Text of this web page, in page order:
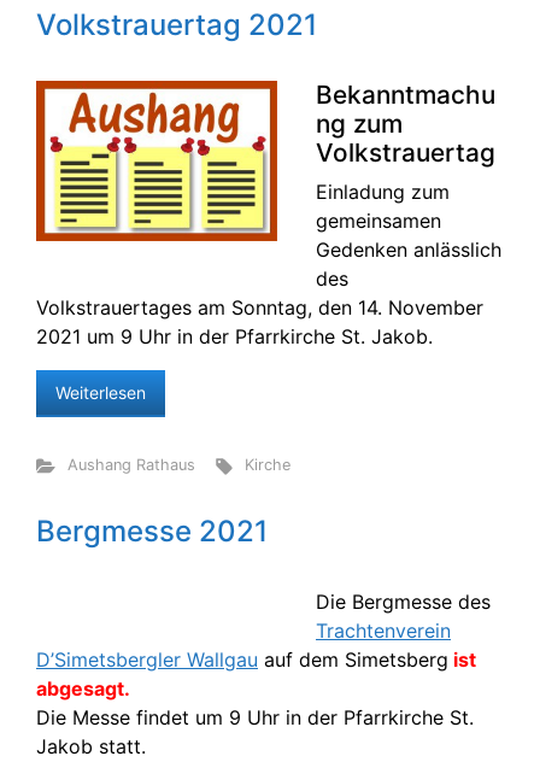
Volkstrauertag 2021
Bekanntmachu
ng zum
Volkstrauertag
Einladung zum
gemeinsamen
Gedenken anlässlich
des
Volkstrauertages am Sonntag, den 14. November
2021 um 9 Uhr in der Pfarrkirche St. Jakob.
Weiterlesen
Aushang Rathaus Kirche
Bergmesse 2021
Die Bergmesse des
Trachtenverein
D’Simetsbergler Wallgau auf dem Simetsberg ist
abgesagt.
Die Messe findet um 9 Uhr in der Pfarrkirche St.
Jakob statt.